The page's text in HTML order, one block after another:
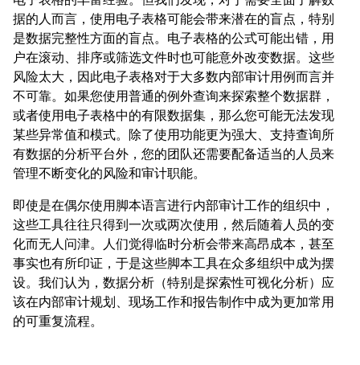
据的人而言，使用电子表格可能会带来潜在的盲点，特别
是数据完整性方面的盲点。电子表格的公式可能出错，用
户在滚动、排序或筛选文件时也可能意外改变数据。这些
风险太大，因此电子表格对于大多数内部审计用例而言并
不可靠。如果您使用普通的例外查询来探索整个数据群，
或者使用电子表格中的有限数据集，那么您可能无法发现
某些异常值和模式。除了使用功能更为强大、支持查询所
有数据的分析平台外，您的团队还需要配备适当的人员来
管理不断变化的风险和审计职能。
即使是在偶尔使用脚本语言进行内部审计工作的组织中，
这些工具往往只得到一次或两次使用，然后随着人员的变
化而无人问津。人们觉得临时分析会带来高昂成本，甚至
事实也有所印证，于是这些脚本工具在众多组织中成为摆
设。我们认为，数据分析（特别是探索性可视化分析）应
该在内部审计规划、现场工作和报告制作中成为更加常用
的可重复流程。